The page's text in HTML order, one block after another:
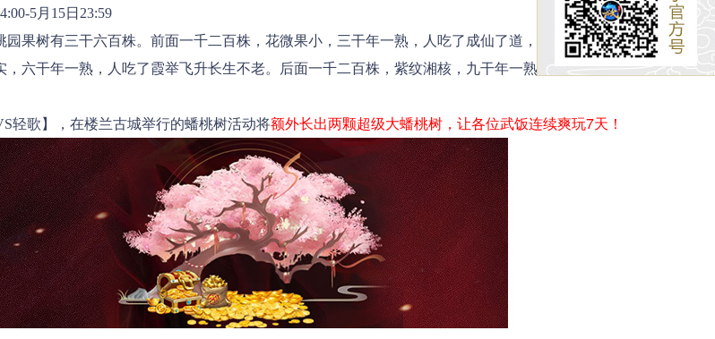
5月15日23:59
树有三干六百株。前面一千二百株，花微果小，三干年一熟，人吃了成仙了道，体健身轻。中
，六干年一熟，人吃了霞举飞升长生不老。后面一千二百株，紫纹湘核，九干年一熟，人吃了与天
轻歌 】 ，在楼兰古城举行的蟠桃树活动将额外长出两颗超级大蟠桃树，让各位武饭连续爽玩7天！